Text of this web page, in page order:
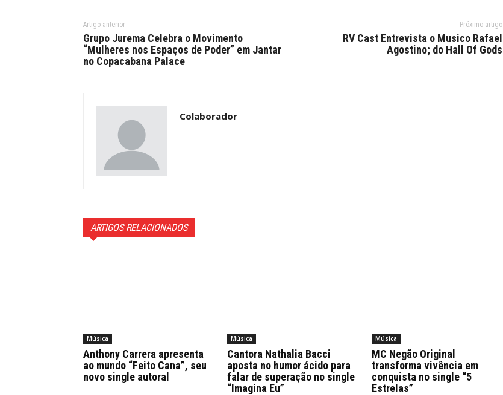
Artigo anterior
Grupo Jurema Celebra o Movimento
“Mulheres nos Espaços de Poder” em Jantar
no Copacabana Palace
Próximo artigo
RV Cast Entrevista o Musico Rafael
Agostino; do Hall Of Gods
Colaborador
ARTIGOS RELACIONADOS
Música
Anthony Carrera apresenta
ao mundo “Feito Cana”, seu
novo single autoral
Música
Cantora Nathalia Bacci
aposta no humor ácido para
falar de superação no single
“Imagina Eu”
Música
MC Negão Original
transforma vivência em
conquista no single “5
Estrelas”